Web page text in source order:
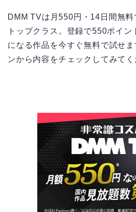
DMM TVは月550円・14日間無
トップクラス。登録で550ポイ
になる作品を今すぐ無料で試せ
ンから内容をチェックしてみてく